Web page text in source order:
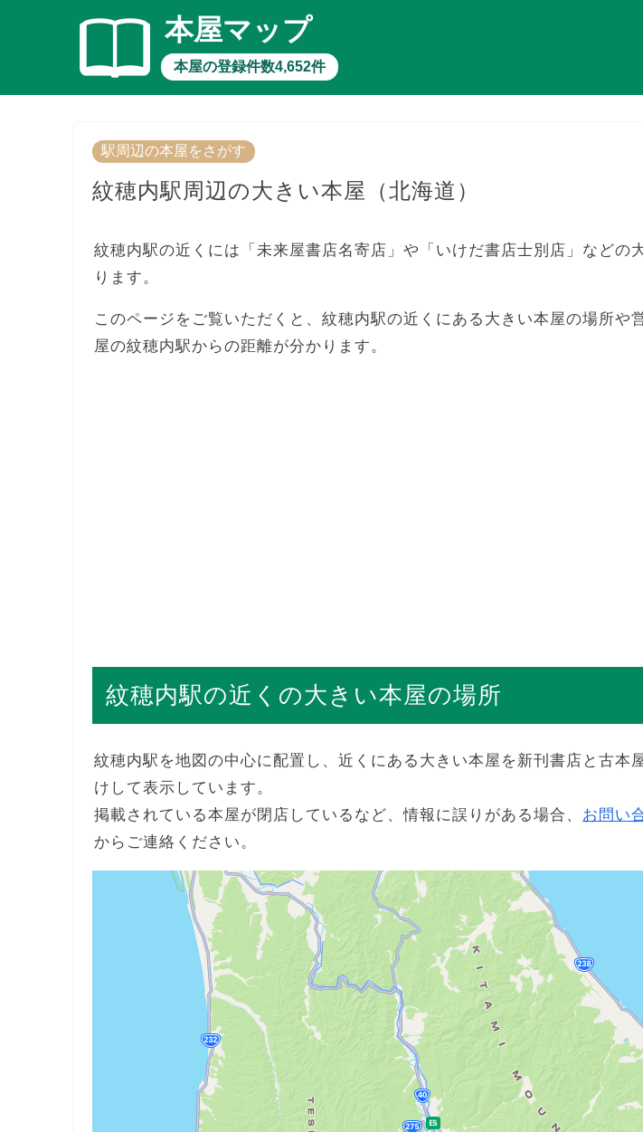
本屋マップ
本屋の登録件数4,652件
駅周辺の本屋をさがす
紋穂内駅周辺の大きい本屋（北海道）
紋穂内駅の近くには「未来屋書店名寄店」や「いけだ書店士別店」などの
ります。
このページをご覧いただくと、紋穂内駅の近くにある大きい本屋の場所や
屋の紋穂内駅からの距離が分かります。
紋穂内駅の近くの大きい本屋の場所
紋穂内駅を地図の中心に配置し、近くにある大きい本屋を新刊書店と古本
けして表示しています。
掲載されている本屋が閉店しているなど、情報に誤りがある場合、 お問い
からご連絡ください。